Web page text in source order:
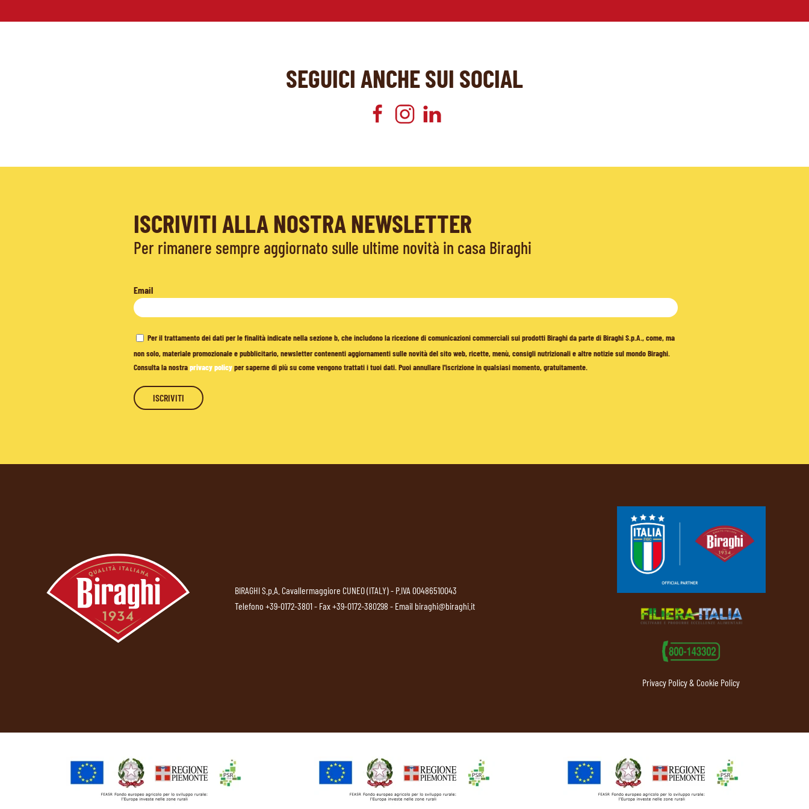
SEGUICI ANCHE SUI SOCIAL
ISCRIVITI ALLA NOSTRA NEWSLETTER
Per rimanere sempre aggiornato sulle ultime novità in casa Biraghi
Email
Per il trattamento dei dati per le finalità indicate nella sezione b, che includono la ricezione di comunicazioni commerciali sui prodotti Biraghi da parte di Biraghi S.p.A., come, ma
non solo, materiale promozionale e pubblicitario, newsletter contenenti aggiornamenti sulle novità del sito web, ricette, menù, consigli nutrizionali e altre notizie sul mondo Biraghi.
Consulta la nostraprivacy policyper saperne di più su come vengono trattati i tuoi dati. Puoi annullare l'iscrizione in qualsiasi momento, gratuitamente.
BIRAGHI S.p.A. Cavallermaggiore CUNEO (ITALY) - P.IVA 00486510043
Telefono +39-0172-3801- Fax +39-0172-380298 - Email biraghi@biraghi.it
Privacy Policy & Cookie Policy